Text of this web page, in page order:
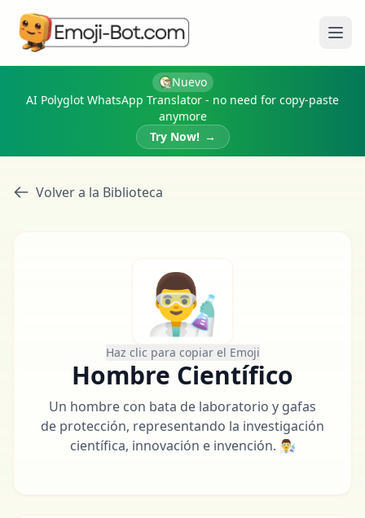
Nuevo
AI Polyglot WhatsApp Translator - no need for copy-paste
anymore
Try Now! →
Volver a la Biblioteca
👨‍🔬
Haz clic para copiar el Emoji
Hombre Científico
Un hombre con bata de laboratorio y gafas
de protección, representando la investigación
científica, innovación e invención. 👨‍🔬